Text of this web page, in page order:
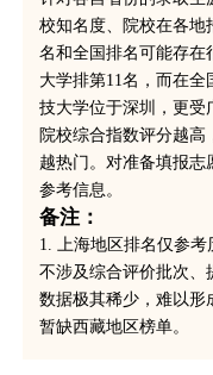
校知名度、院校在各地
名和全国排名可能存在
大学排第11名，而在
技大学位于深圳，更受
院校综合指数评分越
越热门。对准备填报志
参考信息。
备注：
1. 上海地区排名仅参考
不涉及综合评价批次、
数据极其稀少，难以形
暂缺西藏地区榜单。